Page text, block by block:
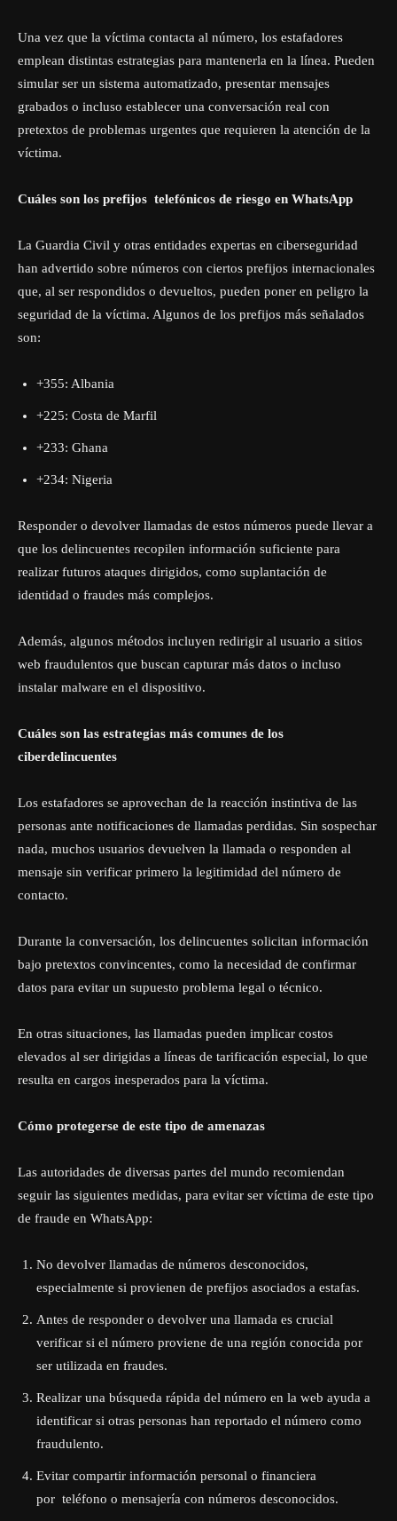
Una vez que la víctima contacta al número, los estafadores
emplean distintas estrategias para mantenerla en la línea. Pueden
simular ser un sistema automatizado, presentar mensajes
grabados o incluso establecer una conversación real con
pretextos de problemas urgentes que requieren la atención de la
víctima.
Cuáles son los prefijos telefónicos de riesgo en WhatsApp
La Guardia Civil y otras entidades expertas en ciberseguridad
han advertido sobre números con ciertos prefijos internacionales
que, al ser respondidos o devueltos, pueden poner en peligro la
seguridad de la víctima. Algunos de los prefijos más señalados
son:
+355: Albania
+225: Costa de Marfil
+233: Ghana
+234: Nigeria
Responder o devolver llamadas de estos números puede llevar a
que los delincuentes recopilen información suficiente para
realizar futuros ataques dirigidos, como suplantación de
identidad o fraudes más complejos.
Además, algunos métodos incluyen redirigir al usuario a sitios
web fraudulentos que buscan capturar más datos o incluso
instalar malware en el dispositivo.
Cuáles son las estrategias más comunes de los
ciberdelincuentes
Los estafadores se aprovechan de la reacción instintiva de las
personas ante notificaciones de llamadas perdidas. Sin sospechar
nada, muchos usuarios devuelven la llamada o responden al
mensaje sin verificar primero la legitimidad del número de
contacto.
Durante la conversación, los delincuentes solicitan información
bajo pretextos convincentes, como la necesidad de confirmar
datos para evitar un supuesto problema legal o técnico.
En otras situaciones, las llamadas pueden implicar costos
elevados al ser dirigidas a líneas de tarificación especial, lo que
resulta en cargos inesperados para la víctima.
Cómo protegerse de este tipo de amenazas
Las autoridades de diversas partes del mundo recomiendan
seguir las siguientes medidas, para evitar ser víctima de este tipo
de fraude en WhatsApp:
No devolver llamadas de números desconocidos,
especialmente si provienen de prefijos asociados a estafas.
Antes de responder o devolver una llamada es crucial
verificar si el número proviene de una región conocida por
ser utilizada en fraudes.
Realizar una búsqueda rápida del número en la web ayuda a
identificar si otras personas han reportado el número como
fraudulento.
Evitar compartir información personal o financiera
por teléfono o mensajería con números desconocidos.